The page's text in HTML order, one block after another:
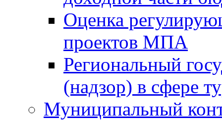
Оценка
проектов МПА
Региональный
(надзор) в сфере
Муниципальный